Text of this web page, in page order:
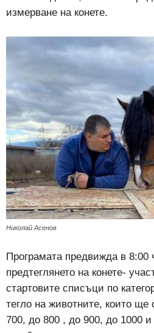
измерване на конете.
Николай Асенов
Програмата предвижда в 8:00
предтеглянето на конете-
стартовите списъци по
тегло на животните, които
700, до 800 , до 900, до 1000 и